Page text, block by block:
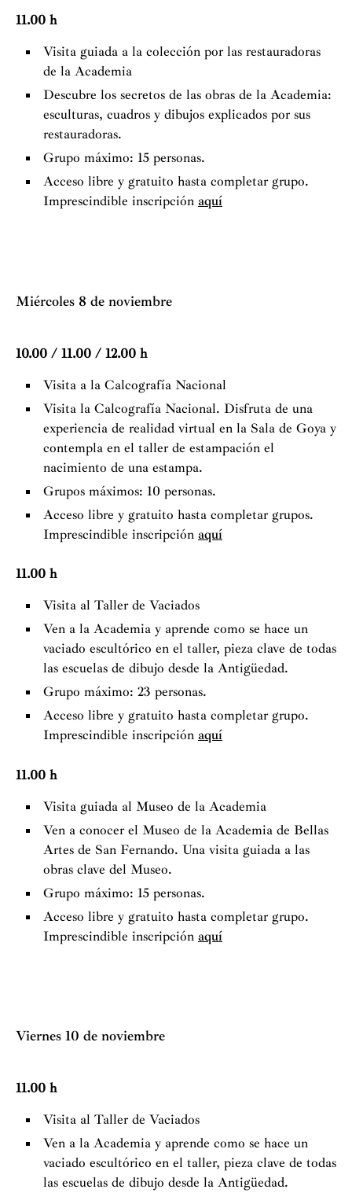
11.00 h
Visita guiada a la colección por las restauradoras
de la Academia
Descubre los secretos de las obras de la Academia:
esculturas, cuadros y dibujos explicados por sus
restauradoras.
Grupo máximo: 15 personas.
Acceso libre y gratuito hasta completar grupo.
Imprescindible inscripción aquí
Miércoles 8 de noviembre
10.00 / 11.00 / 12.00 h
Visita a la Calcografía Nacional
Visita la Calcografía Nacional. Disfruta de una
experiencia de realidad virtual en la Sala de Goya y
contempla en el taller de estampación el
nacimiento de una estampa.
Grupos máximos: 10 personas.
Acceso libre y gratuito hasta completar grupos.
Imprescindible inscripción aquí
11.00 h
Visita al Taller de Vaciados
Ven a la Academia y aprende como se hace un
vaciado escultórico en el taller, pieza clave de todas
las escuelas de dibujo desde la Antigüedad.
Grupo máximo: 23 personas.
Acceso libre y gratuito hasta completar grupo.
Imprescindible inscripción aquí
11.00 h
Visita guiada al Museo de la Academia
Ven a conocer el Museo de la Academia de Bellas
Artes de San Fernando. Una visita guiada a las
obras clave del Museo.
Grupo máximo: 15 personas.
Acceso libre y gratuito hasta completar grupo.
Imprescindible inscripción aquí
Viernes 10 de noviembre
11.00 h
Visita al Taller de Vaciados
Ven a la Academia y aprende como se hace un
vaciado escultórico en el taller, pieza clave de todas
las escuelas de dibujo desde la Antigüedad.